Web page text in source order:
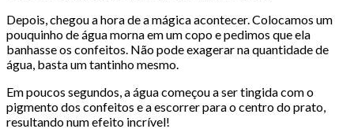
Depois, chegou a hora de a mágica acontecer. Colocamos um
pouquinho de água morna em um copo e pedimos que ela
banhasse os confeitos. Não pode exagerar na quantidade de
água, basta um tantinho mesmo.
Em poucos segundos, a água começou a ser tingida com o
pigmento dos confeitos e a escorrer para o centro do prato,
resultando num efeito incrível!